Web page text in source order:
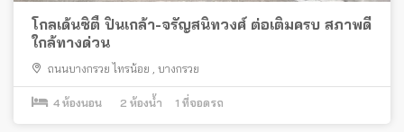
โกลเด้นซิตี้ ปิ่นเกล้า-จรัญสนิทวงศ์ ต่อเติมครบ สภาพดี
ใกล้ทางด่วน
ถนนบางกรวย ไทรน้อย , บางกรวย
4 ห้องนอน 2 ห้องน้ำ 1 ที่จอดรถ